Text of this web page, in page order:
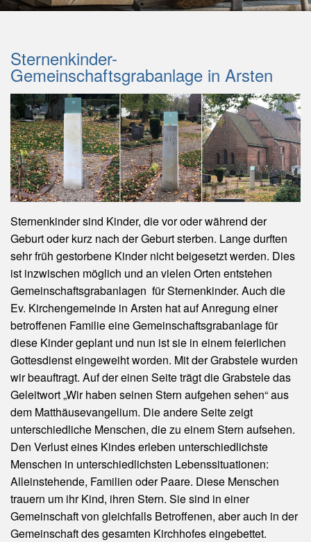
Sternenkinder-
Gemeinschaftsgrabanlage in Arsten
Sternenkinder sind Kinder, die vor oder während der
Geburt oder kurz nach der Geburt sterben. Lange durften
sehr früh gestorbene Kinder nicht beigesetzt werden. Dies
ist inzwischen möglich und an vielen Orten entstehen
Gemeinschaftsgrabanlagen für Sternenkinder. Auch die
Ev. Kirchengemeinde in Arsten hat auf Anregung einer
betroffenen Familie eine Gemeinschaftsgrabanlage für
diese Kinder geplant und nun ist sie in einem feierlichen
Gottesdienst eingeweiht worden. Mit der Grabstele wurden
wir beauftragt. Auf der einen Seite trägt die Grabstele das
Geleitwort „Wir haben seinen Stern aufgehen sehen“ aus
dem Matthäusevangelium. Die andere Seite zeigt
unterschiedliche Menschen, die zu einem Stern aufsehen.
Den Verlust eines Kindes erleben unterschiedlichste
Menschen in unterschiedlichsten Lebenssituationen:
Alleinstehende, Familien oder Paare. Diese Menschen
trauern um ihr Kind, ihren Stern. Sie sind in einer
Gemeinschaft von gleichfalls Betroffenen, aber auch in der
Gemeinschaft des gesamten Kirchhofes eingebettet.